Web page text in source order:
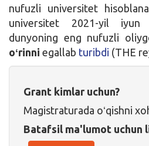
nufuzli universitet
universitet 2021-yil iyun
dunyoning eng nufuzli
oʻrinni egallab turibdi (THE
Grant kimlar uchun?
Magistraturada oʻqishni
Batafsil ma'lumot uchun